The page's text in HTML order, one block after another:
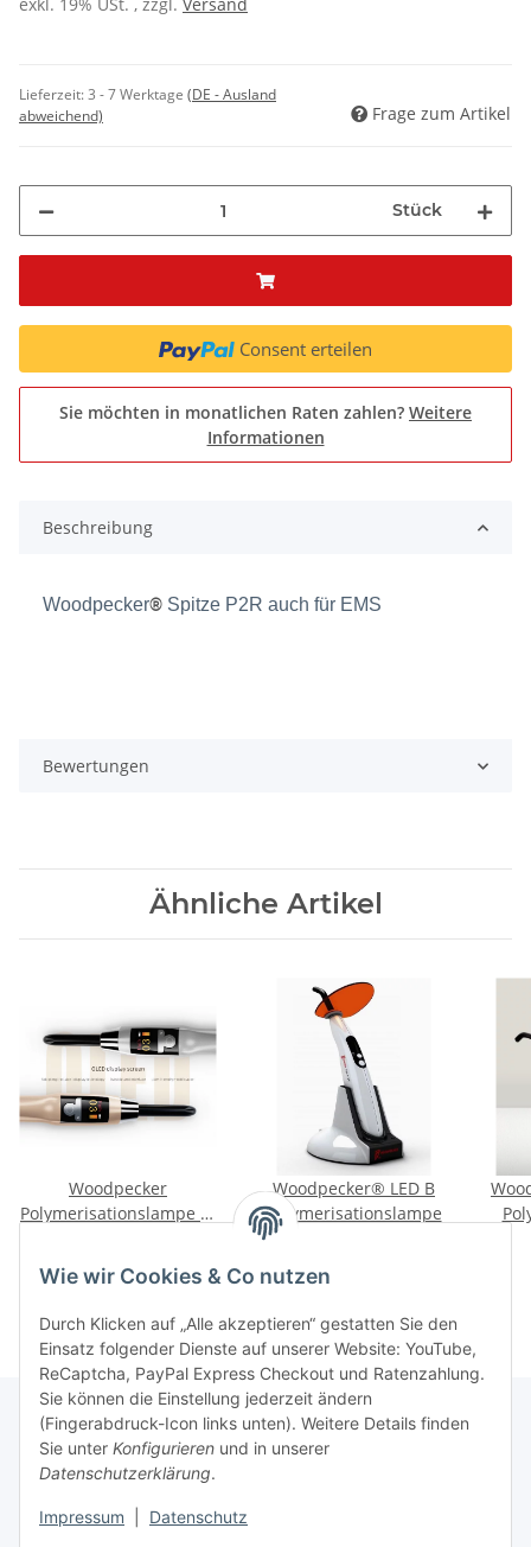
Lieferzeit:3 - 7 Werktage (DE - Ausland
abweichend)
Frage zum Artikel
Stück
Consent erteilen
Sie möchten in monatlichen Raten zahlen? Weitere
Informationen
Beschreibung
Woodpecker® Spitze P2R auch für EMS
Bewertungen
Ähnliche Artikel
Woodpecker
Polymerisationslampe X-
Woodpecker® LED B
Polymerisationslampe
Rechtliche Hinweise
Produktinformationen
Wie wir Cookies & Co nutzen
Durch Klicken auf „Alle akzeptieren“ gestatten Sie den
Einsatz folgender Dienste auf unserer Website: YouTube,
ReCaptcha, PayPal Express Checkout und Ratenzahlung.
Sie können die Einstellung jederzeit ändern
(Fingerabdruck-Icon links unten). Weitere Details finden
Sie unter Konfigurieren und in unserer
Datenschutzerklärung.
Impressum Datenschutz